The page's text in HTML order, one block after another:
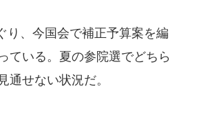
、今国会で補正予算案を編
ている。夏の参院選でどちら
せない状況だ。